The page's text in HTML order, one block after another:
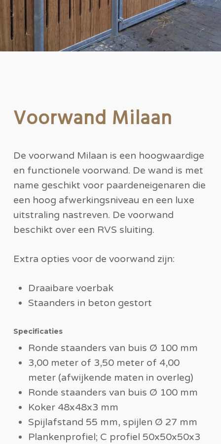
Voorwand Milaan
De voorwand Milaan is een hoogwaardige
en functionele voorwand. De wand is met
name geschikt voor paardeneigenaren die
een hoog afwerkingsniveau en een luxe
uitstraling nastreven. De voorwand
beschikt over een RVS sluiting.
Extra opties voor de voorwand zijn:
Draaibare voerbak
Staanders in beton gestort
Specificaties
Ronde staanders van buis Ø 100 mm
3,00 meter of 3,50 meter of 4,00
meter (afwijkende maten in overleg)
Ronde staanders van buis Ø 100 mm
Koker 48x48x3 mm
Spijlafstand 55 mm, spijlen Ø 27 mm
Plankenprofiel; C profiel 50x50x50x3